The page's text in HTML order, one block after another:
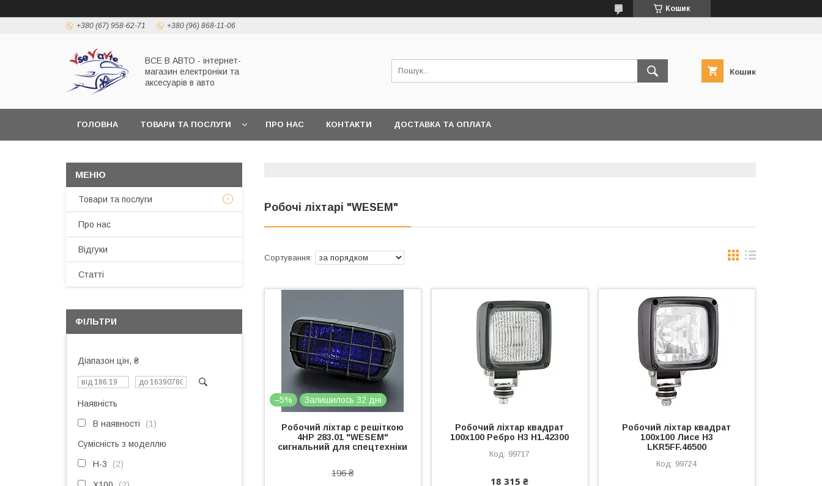
Кошик
+380 (67) 958-62-71 +380 (96) 868-11-06
ВСЕ В АВТО - інтернет-
магазин електроніки та
аксесуарів в авто
Кошик
ГОЛОВНА ТОВАРИ ТА ПОСЛУГИ ПРО НАС КОНТАКТИ ДОСТАВКА ТА ОПЛАТА
Робочі ліхтарі "WESEM"
–5% Залишилось 32 дні
Робочий ліхтар с решіткою
4НР 283.01 "WESEM"
сигнальний для спецтехніки
196 ₴
Робочий ліхтар квадрат
100x100 Ребро H3 H1.42300
99717
18 315 ₴
Робочий ліхтар квадрат
100x100 Лисе H3
LKR5FF.46500
99724
Товари та послуги
Про нас
Відгуки
Статті
ФІЛЬТРИ
Діапазон цін, ₴
Наявність
В наявності 1
Сумісність з моделлю
H-3 2